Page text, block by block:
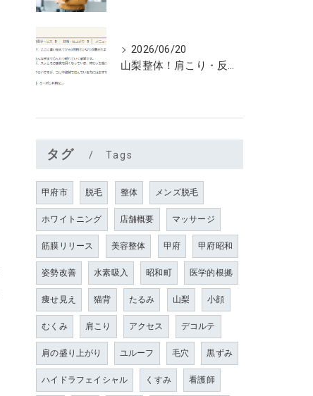
2026/06/20
山梨整体！肩こり・反り腰が3回で劇的改善…ゴリゴリ揉まない最新筋膜整体
タグ Tags
甲府市 脱毛 整体 メンズ脱毛
ホワイトニング 店舗概要 マッサージ
筋膜リリース 美容整体 甲府 甲府昭和
姿勢改善 水素吸入 昭和町 医学的根拠
痩せ見え 猫背 たるみ 山梨 小顔
むくみ 肩こり アクセス デコルテ
肩の盛り上がり ユルーフ 毛穴 黒ずみ
ハイドラフェイシャル くすみ 看護師